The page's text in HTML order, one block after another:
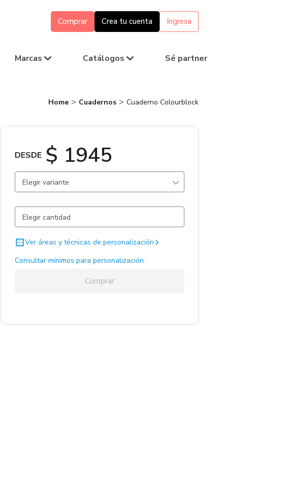
Comprar Crea tu cuenta Ingresa
Marcas Catálogos Sé partner
Home Cuadernos Cuaderno Colourblock
DESDE $ 1945
Elegir variante
Gris / Poliestileno / . 2556 un.
Ver áreas y técnicas de personalización
Consultar mínimos para personalización.
Comprar